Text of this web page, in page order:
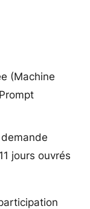
(Machine
jours ouvrés